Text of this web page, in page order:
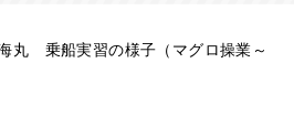
丸 乗船実習の様子（マグロ操業～